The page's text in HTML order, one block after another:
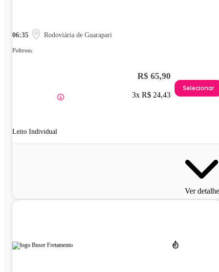
06:35 Rodoviária de Guarapari
Poltrona
Leito Individual
R$ 65,90
3x R$ 24,43
Selecionar
Ver